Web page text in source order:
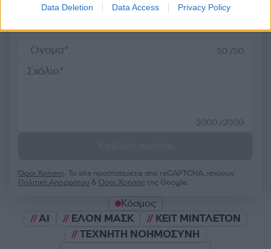
Data Deletion Data Access Privacy Policy
Σχολίασε εδώ
50 /50
2000 /2000
Όροι Χρήσης. Το site προστατεύεται από reCAPTCHA, ισχύουν
Πολιτική Απορρήτου &Όροι Χρήσης της Google.
Κόσμος
AI
ΕΛΟΝ ΜΑΣΚ
ΚΕΙΤ ΜΙΝΤΛΕΤΟΝ
ΤΕΧΝΗΤΗ ΝΟΗΜΟΣΥΝΗ